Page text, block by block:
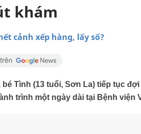
khám
cảnh xếp hàng, lấy số?
Tình (13 tuổi, Sơn La) tiếp tục
trình một ngày dài tại Bệnh viện